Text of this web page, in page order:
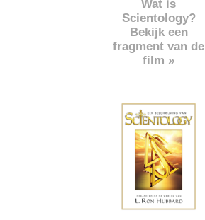
Wat is
Scientology?
Bekijk een
fragment van de
film »